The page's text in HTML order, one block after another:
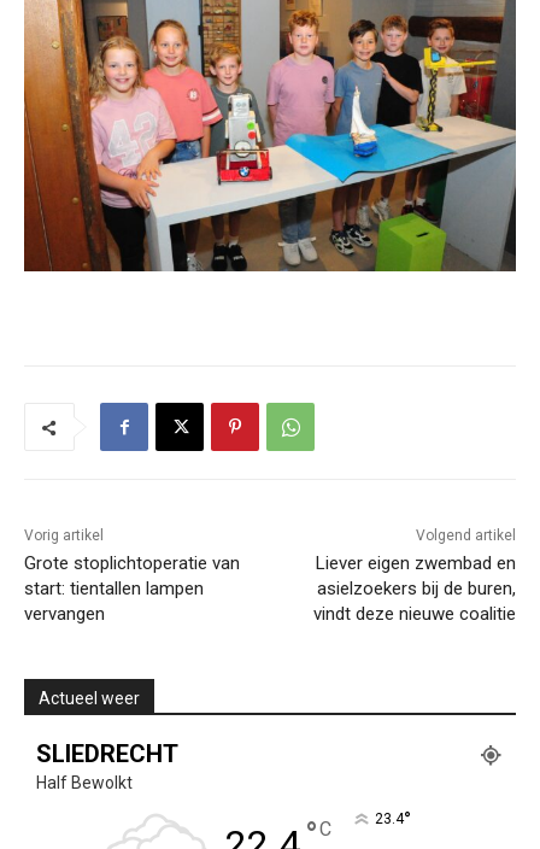
Vorig artikel
Grote stoplichtoperatie van
start: tientallen lampen
vervangen
Volgend artikel
Liever eigen zwembad en
asielzoekers bij de buren,
vindt deze nieuwe coalitie
Actueel weer
SLIEDRECHT
Half Bewolkt
°C 23.4°